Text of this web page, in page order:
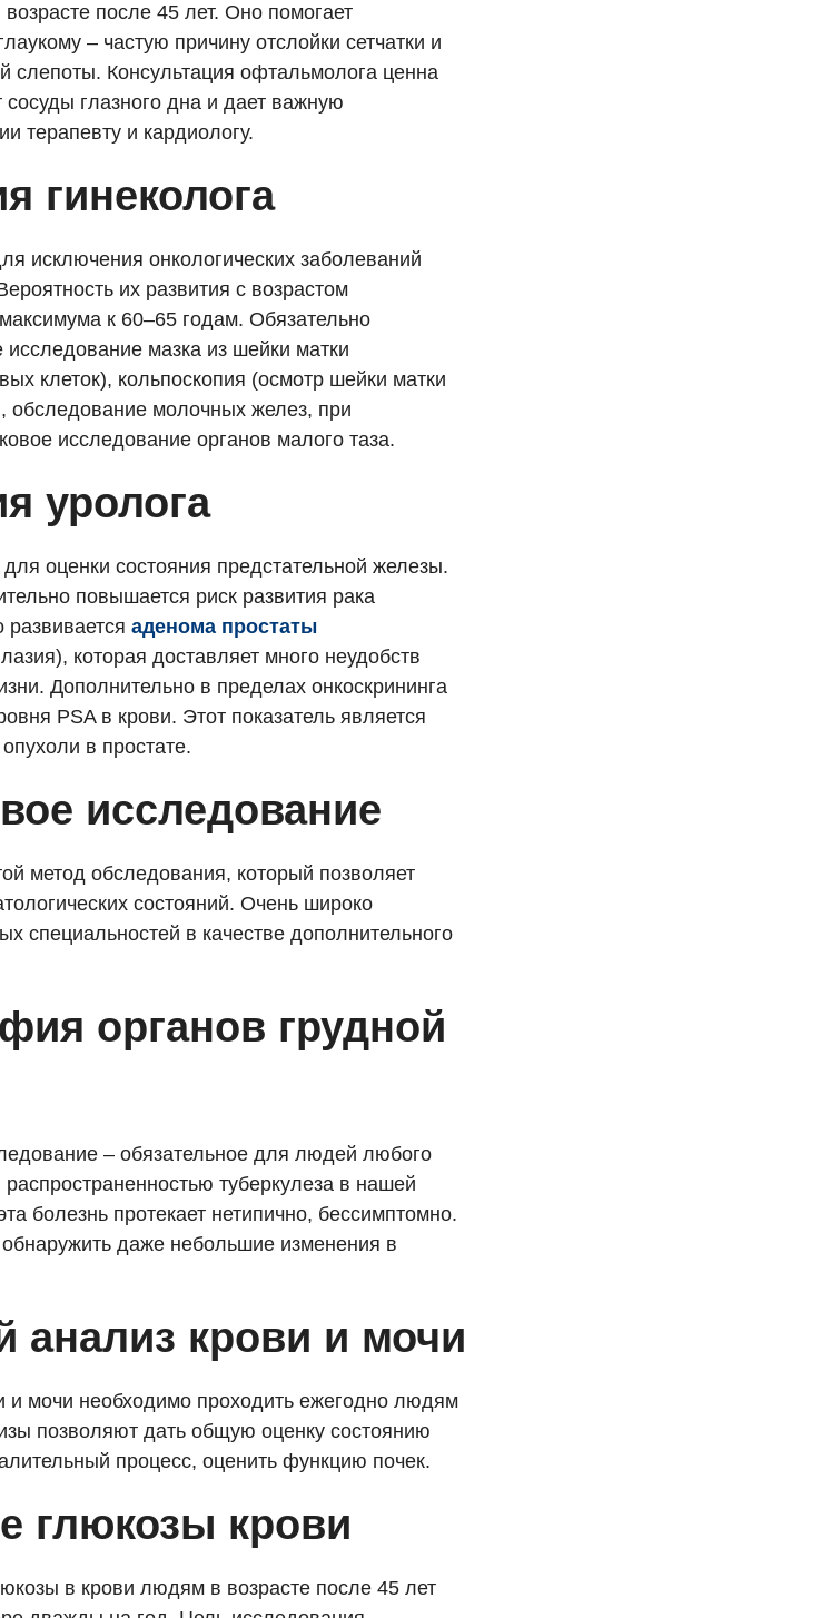
после 45 лет. Оно помогает
– частую причину отслойки сетчатки и
слепоты. Консультация офтальмолога ценна
глазного дна и дает важную
терапевту и кардиологу.
гинеколога
исключения онкологических заболеваний
их развития с возрастом
к 60–65 годам. Обязательно
исследование мазка из шейки матки
клеток), кольпоскопия (осмотр шейки матки
обследование молочных желез, при
исследование органов малого таза.
уролога
оценки состояния предстательной железы.
повышается риск развития рака
развивается аденома простаты
которая доставляет много неудобств
Дополнительно в пределах онкоскрининга
PSA в крови. Этот показатель является
в простате.
исследование
метод обследования, который позволяет
состояний. Очень широко
специальностей в качестве дополнительного
органов грудной
– обязательное для людей любого
туберкулеза в нашей
болезнь протекает нетипично, бессимптомно.
даже небольшие изменения в
анализ крови и мочи
мочи необходимо проходить ежегодно людям
позволяют дать общую оценку состоянию
процесс, оценить функцию почек.
глюкозы крови
в крови людям в возрасте после 45 лет